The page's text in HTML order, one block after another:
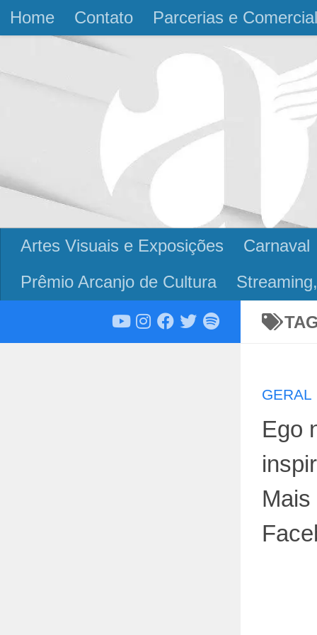
Skip to content
Home Contato Parcerias e Comercial
Artes Visuais e Exposições Carnaval
Prêmio Arcanjo de Cultura
GERAL
Ego